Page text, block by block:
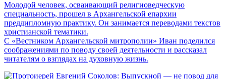
Молодой человек, осваивающий религиоведческую
специальность, прошел в Архангельской епархии
преддипломную практику. Он занимается переводами текстов
христианской тематики.
С «Вестником Архангельской митрополии» Иван поделился
соображениями по поводу своей деятельности и рассказал
читателям о взглядах на духовную жизнь.